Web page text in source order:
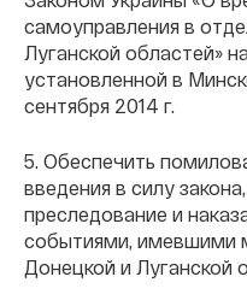
самоуправления в
Луганской областей»
установленной в
сентября 2014 г.
5. Обеспечить
введения в силу
преследование и
событиями, имевшими
Донецкой и Луганской